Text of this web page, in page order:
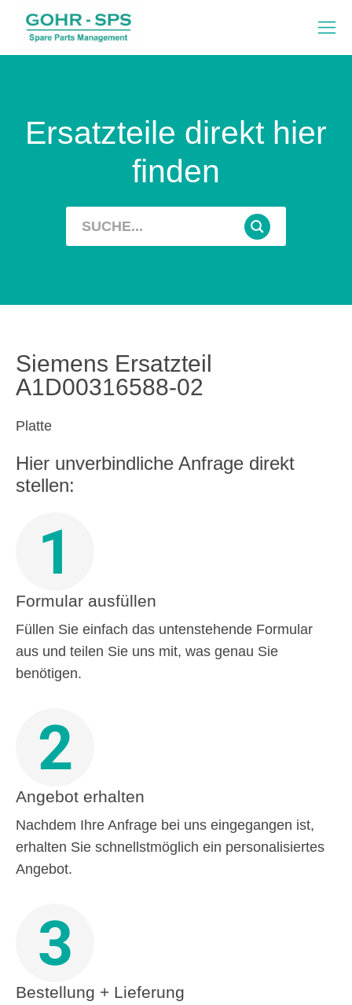
Ersatzteile direkt hier
finden
Siemens Ersatzteil
A1D00316588-02
Platte
Hier unverbindliche Anfrage direkt
stellen:
1
Formular ausfüllen
Füllen Sie einfach das untenstehende Formular
aus und teilen Sie uns mit, was genau Sie
benötigen.
2
Angebot erhalten
Nachdem Ihre Anfrage bei uns eingegangen ist,
erhalten Sie schnellstmöglich ein personalisiertes
Angebot.
3
Bestellung + Lieferung